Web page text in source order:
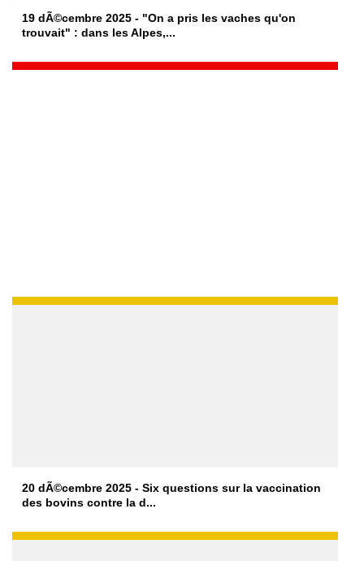
19 dÃ©cembre 2025 - "On a pris les vaches qu'on
trouvait" : dans les Alpes,...
20 dÃ©cembre 2025 - Six questions sur la vaccination
des bovins contre la d...